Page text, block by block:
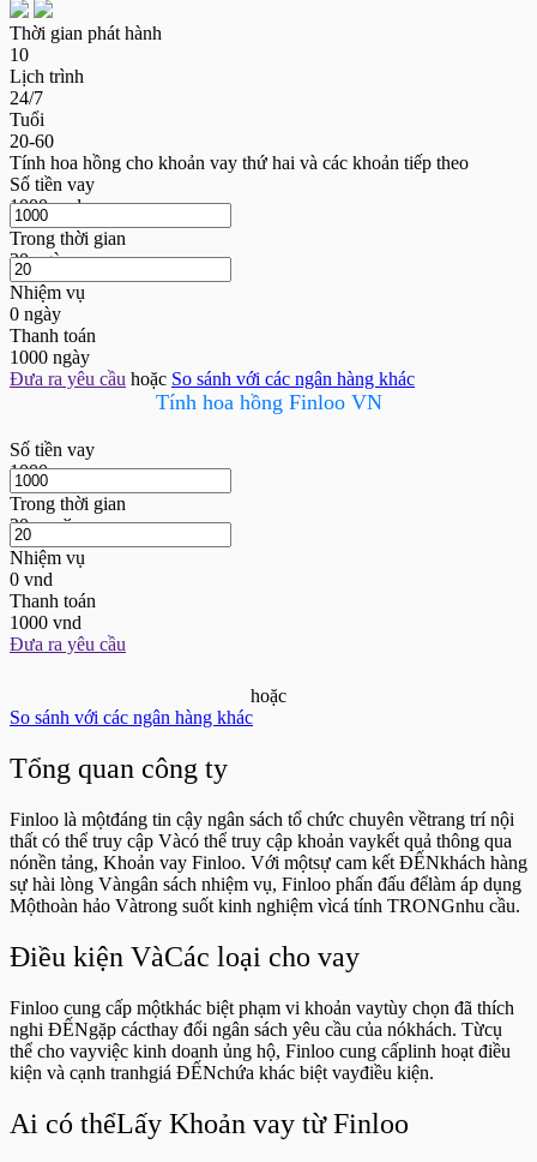
Thời gian phát hành
10
Lịch trình
24/7
Tuổi
20-60
Tính hoa hồng cho khoản vay thứ hai và các khoản tiếp theo
Số tiền vay
1000vnd
Trong thời gian
20ngày
Nhiệm vụ
0 ngày
Thanh toán
1000 ngày
Đưa ra yêu cầu hoặc So sánh với các ngân hàng khác
Tính hoa hồng Finloo VN
Số tiền vay
1000грн
Trong thời gian
20дней
Nhiệm vụ
0 vnd
Thanh toán
1000 vnd
Đưa ra yêu cầu
hoặc
So sánh với các ngân hàng khác
Tổng quan công ty
Finloo là mộtđáng tin cậy ngân sách tổ chức chuyên vềtrang trí nội
thất có thể truy cập Vàcó thể truy cập khoản vaykết quả thông qua
nónền tảng, Khoản vay Finloo. Với mộtsự cam kết ĐẾNkhách hàng
sự hài lòng Vàngân sách nhiệm vụ, Finloo phấn đấu đểlàm áp dụng
Mộthoàn hảo Vàtrong suốt kinh nghiệm vìcá tính TRONGnhu cầu.
Điều kiện VàCác loại cho vay
Finloo cung cấp mộtkhác biệt phạm vi khoản vaytùy chọn đã thích
nghi ĐẾNgặp cácthay đổi ngân sách yêu cầu của nókhách. Từcụ
thể cho vayviệc kinh doanh ủng hộ, Finloo cung cấplinh hoạt điều
kiện và cạnh tranhgiá ĐẾNchứa khác biệt vayđiều kiện.
Ai có thểLấy Khoản vay từ Finloo